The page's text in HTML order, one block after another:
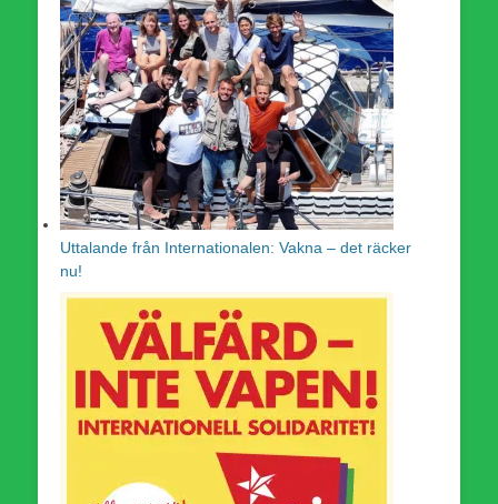
Uttalande från Internationalen: Vakna – det räcker
nu!